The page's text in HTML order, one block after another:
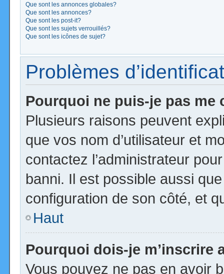
Que sont les annonces globales?
Que sont les annonces?
Que sont les post-it?
Que sont les sujets verrouillés?
Que sont les icônes de sujet?
Problèmes
Pourquoi ne puis-je pas me
Plusieurs raisons peuvent
que vos nom d’utilisateur et
contactez l’administrateur
banni. Il est possible aussi
configuration de son côté, et
Haut
Pourquoi dois-je m’inscrire
Vous pouvez ne pas en avoir